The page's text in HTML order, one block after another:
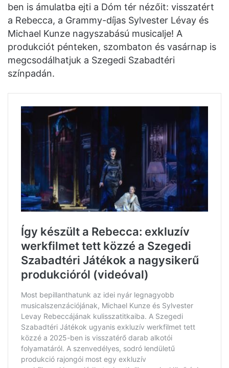
ben is ámulatba ejti a Dóm tér nézőit: visszatért
a Rebecca, a Grammy-díjas Sylvester Lévay és
Michael Kunze nagyszabású musicalje! A
produkciót pénteken, szombaton és vasárnap is
megcsodálhatjuk a Szegedi Szabadtéri
színpadán.